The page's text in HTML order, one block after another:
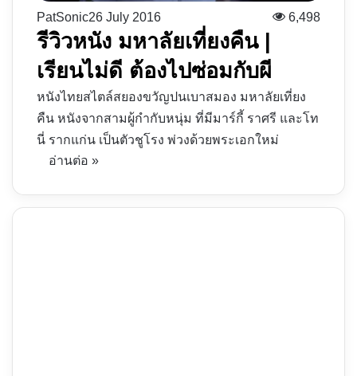
PatSonic26 July 2016 6,498
รีวิวหนัง มหาลัยเที่ยงคืน |
เรียนไม่ดี ต้องไปซ่อมกับผี
หนังไทยสไตล์สยองขวัญปนเบาสมอง มหาลัยเที่ยง
คืน หนังจากสามผู้กำกับหนุ่ม ที่มีมาร์กี้ ราศรี และโท
นี่ รากแก่น เป็นตัวชูโรง พ่วงด้วยพระเอกใหม่
อ่านต่อ »